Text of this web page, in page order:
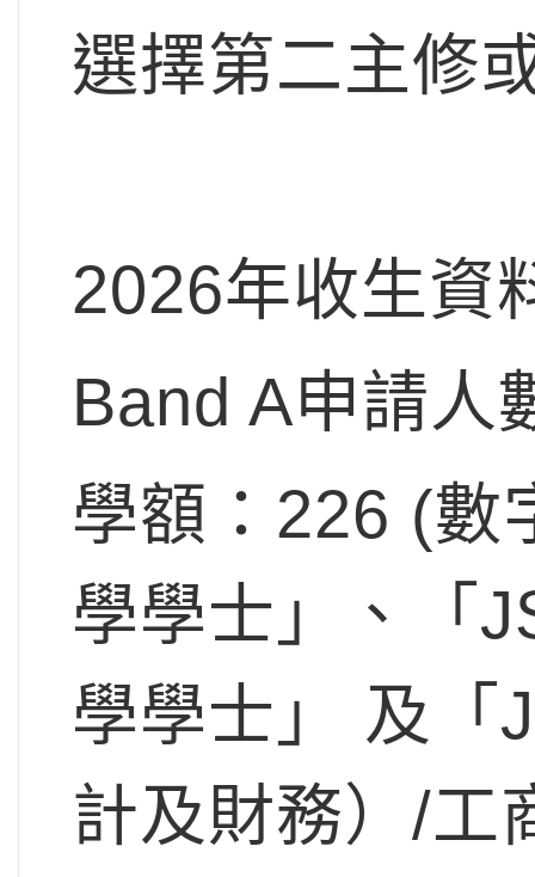
選擇第二主修
2026年收生資
Band A申請人
學額：226 (數
學學士」、「
學學士」 及「
計及財務）/工